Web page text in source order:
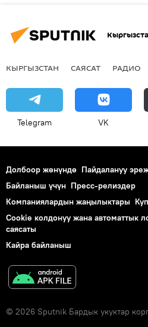
КЫРГЫЗСТАН САЯСАТ РАДИО
Telegram VK
Долбоор жөнүндө Пайдалануу
Байланыш үчүн Пресс-релиздер
Компаниялардын жаңылыктары
Cookie колдонуу жана автоматтык
саясаты
Кайра байланыш
© 2026 Sputnik Бардык укуктар